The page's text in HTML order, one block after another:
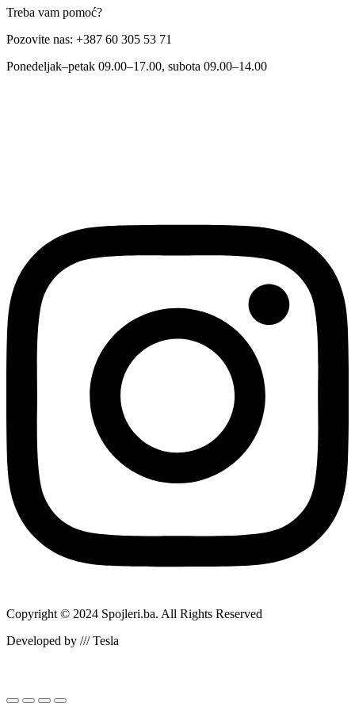
Treba vam pomoć?
Pozovite nas: +387 60 305 53 71
Ponedeljak–petak 09.00–17.00, subota 09.00–14.00
Copyright © 2024 Spojleri.ba. All Rights Reserved
Developed by /// Tesla